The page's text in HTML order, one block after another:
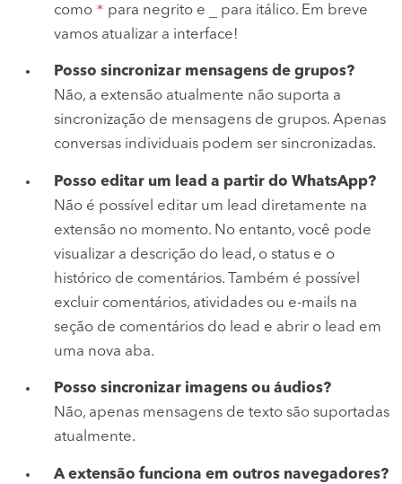
como * para negrito e
para itálico. Em breve
vamos atualizar a interface!
Posso sincronizar mensagens de grupos?
Não, a extensão atualmente não suporta a
sincronização de mensagens de grupos. Apenas
conversas individuais podem ser sincronizadas.
Posso editar um lead a partir do WhatsApp?
Não é possível editar um lead diretamente na
extensão no momento. No entanto, você pode
visualizar a descrição do lead, o status e o
histórico de comentários. Também é possível
excluir comentários, atividades ou e-mails na
seção de comentários do lead e abrir o lead em
uma nova aba.
Posso sincronizar imagens ou áudios?
Não, apenas mensagens de texto são suportadas
atualmente.
A extensão funciona em outros navegadores?